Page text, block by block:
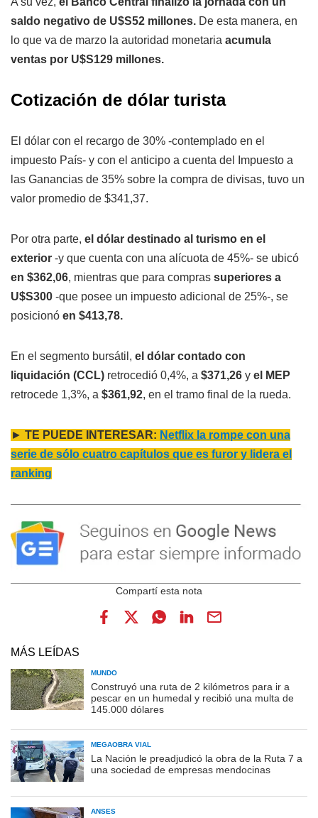
saldo negativo de U$S52 millones. De esta manera, en
lo que va de marzo la autoridad monetaria acumula
ventas por U$S129 millones.
Cotización de dólar turista
El dólar con el recargo de 30% -contemplado en el
impuesto País- y con el anticipo a cuenta del Impuesto a
las Ganancias de 35% sobre la compra de divisas, tuvo un
valor promedio de $341,37.
Por otra parte, el dólar destinado al turismo en el
exterior -y que cuenta con una alícuota de 45%- se ubicó
en $362,06, mientras que para compras superiores a
U$S300 -que posee un impuesto adicional de 25%-, se
posicionó en $413,78.
En el segmento bursátil, el dólar contado con
liquidación (CCL) retrocedió 0,4%, a $371,26 y el MEP
retrocede 1,3%, a $361,92, en el tramo final de la rueda.
► TE PUEDE INTERESAR: Netflix la rompe con una
serie de sólo cuatro capítulos que es furor y lidera el
ranking
MÁS LEÍDAS
MUNDO
Construyó una ruta de 2 kilómetros para ir a
pescar en un humedal y recibió una multa de
145.000 dólares
MEGAOBRA VIAL
La Nación le preadjudicó la obra de la Ruta 7 a
una sociedad de empresas mendocinas
ANSES